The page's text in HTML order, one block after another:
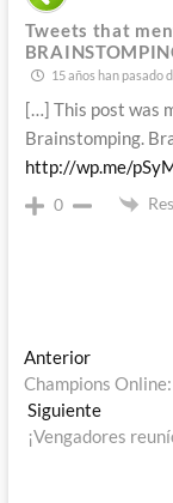
Tweets that
15 años han pasado
[…] This post was
Brainstomping.
http://wp.me/
0
Navegación
de
entradas
AnteriorEntrada
anterior:
Champions
SiguienteEntrada
¡Vengadores